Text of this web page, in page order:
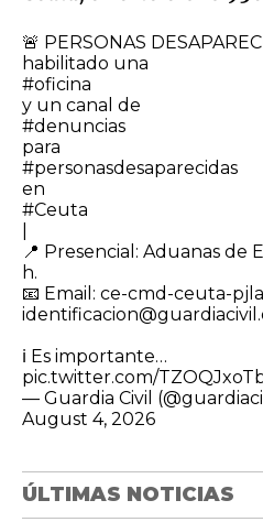
🚨 PERSONAS
habilitado una
#oficina
y un canal de
#denuncias
para
#personasdesaparecidas
en
#Ceuta
​📍 Presencial: Aduanas de
h.
📧 Email: ce-cmd-ceuta-
ℹ️ Es importante…
pic.twitter.com/
— Guardia Civil
August 4, 2026
ÚLTIMAS NOTICIAS